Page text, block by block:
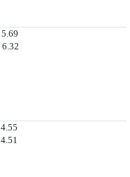
5.69
6.32
4.55
4.51